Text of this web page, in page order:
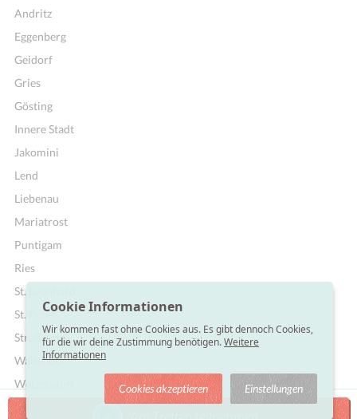
Andritz
Eggenberg
Geidorf
Gries
Gösting
Innere Stadt
Jakomini
Lend
Liebenau
Mariatrost
Puntigam
Ries
St. Leonhard
St. Peter
Straßgang
Waltendorf
Wetzelsdorf
Cookie Informationen
Wir kommen fast ohne Cookies aus. Es gibt dennoch Cookies,
für die wir deine Zustimmung benötigen.Weitere
Informationen
Cookies akzeptieren Einstellungen